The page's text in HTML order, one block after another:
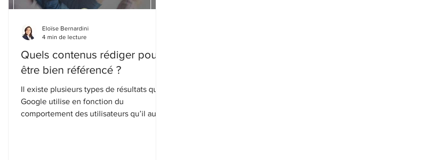
Quels contenus rédiger pour
être bien référencé ?
Il existe plusieurs types de résultats que
Google utilise en fonction du
comportement des utilisateurs qu’il aura
Eloïse Bernardini
4 min de lecture